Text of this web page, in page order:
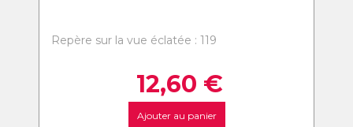
Repère sur la vue éclatée : 119
12,60 €
Ajouter au panier